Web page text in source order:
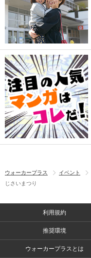
ウォーカープラス イベント
じさいまつり
利用規約
推奨環境
ウォーカープラスとは